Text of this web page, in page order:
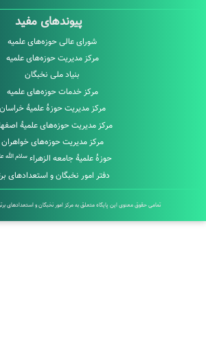
پیوندهای مفید
شورای عالی حوزه‌های علمیه
مرکز مدیریت حوزه‌های علمیه
بنیاد ملی نخبگان
مرکز خدمات حوزه‌های علمیه
مرکز مدیریت حوزۀ علمیۀ خراسان
مرکز مدیریت حوزه‌های علمیۀ اصفهان
مرکز مدیریت حوزه‌های خواهران
حوزۀ علمیۀ جامعه الزهراءسلام الله علیها
دفتر امور نخبگان و استعدادهای برتر
تمامی حقوق معنوی این پایگاه متعلق به مرکز امور نخبگان و استعدادهای برتر حوزه‌های